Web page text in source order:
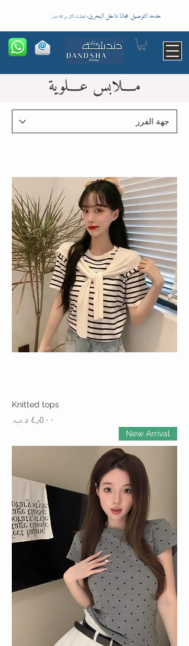
خدمه التوصيل مجانا داخل البحرين- للطلبات اكثر من 10 دينار
مـــلابس عـــلوية
Knitted tops
السعر
New Arrival